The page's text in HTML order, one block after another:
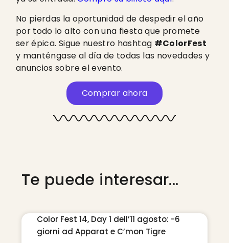
No pierdas la oportunidad de despedir el año
por todo lo alto con una fiesta que promete
ser épica. Sigue nuestro hashtag #ColorFest
y manténgase al día de todas las novedades y
anuncios sobre el evento.
Comprar ahora
Te puede interesar...
Color Fest 14, Day 1 dell’11 agosto: -6
giorni ad Apparat e C’mon Tigre